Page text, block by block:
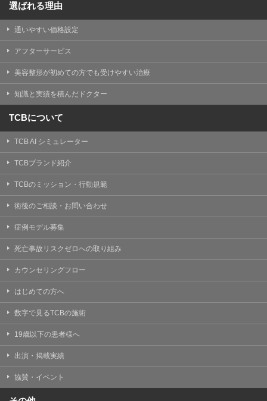
選ばれる理由
通いやすい価格設定
アフターサービス
美容整形が初めての方でも受けやすい治療
知識と実績を積んだドクター
TCBについて
TCB AI シミュレーター
TCBブランド紹介
TCBのミッション・行動規範
術後のご相談・お問い合わせ
症例モデル募集
死亡事故リスクゼロへの取り組み
カウンセリングフロー
はじめての方へ
数字で見るTCBの施術
19歳以下の患者様へ
出演・掲載実績
協賛・イベント